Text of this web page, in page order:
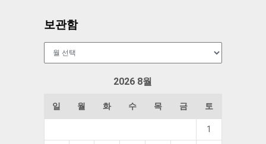
보관함
2026 8월
일 월 화 수 목 금 토
1